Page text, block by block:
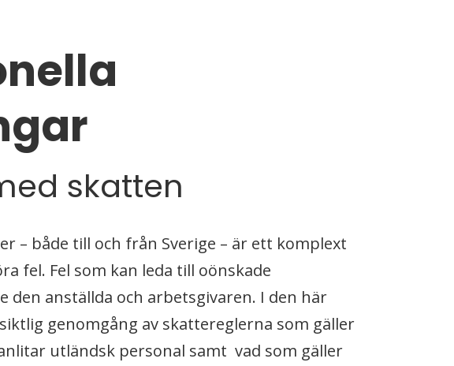
skatten
– både till och från Sverige – är ett komplext
fel. Fel som kan leda till oönskade
den anställda och arbetsgivaren. I den här
genomgång av skattereglerna som gäller
utländsk personal samt vad som gäller